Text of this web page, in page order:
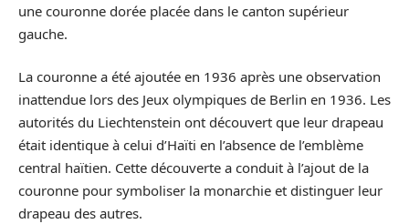
une couronne dorée placée dans le canton supérieur
gauche.
La couronne a été ajoutée en 1936 après une observation
inattendue lors des Jeux olympiques de Berlin en 1936. Les
autorités du Liechtenstein ont découvert que leur drapeau
était identique à celui d’Haïti en l’absence de l’emblème
central haïtien. Cette découverte a conduit à l’ajout de la
couronne pour symboliser la monarchie et distinguer leur
drapeau des autres.